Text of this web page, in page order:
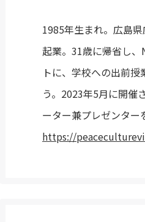
1985年生まれ。広島
起業。31歳に帰省し
トに、学校への出前
う。2023年5月に開催
ーター兼プレゼンター
https://